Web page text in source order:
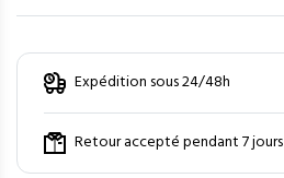
Expédition sous 24/48h
Retour accepté pendant 7 jours